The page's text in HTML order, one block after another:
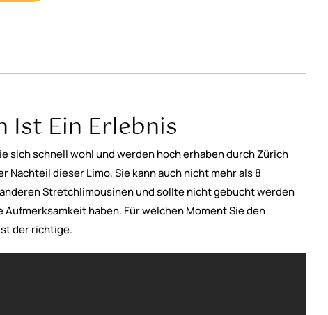
Ist Ein Erlebnis
sich schnell wohl und werden hoch erhaben durch Zürich
Nachteil dieser Limo, Sie kann auch nicht mehr als 8
Stretchlimousinen und sollte nicht gebucht werden
haben. Für welchen Moment Sie den
der richtige.